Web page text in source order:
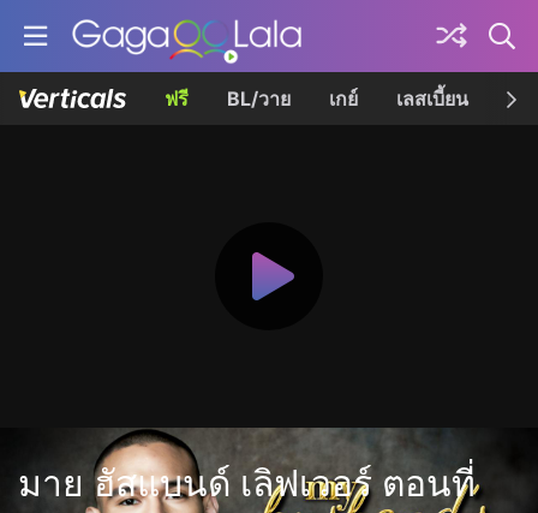
ฟรี BL/วาย เกย์ เลสเบี้ยน เค
มาย ฮัสแบนด์ เลิฟเวอร์ ตอนที่